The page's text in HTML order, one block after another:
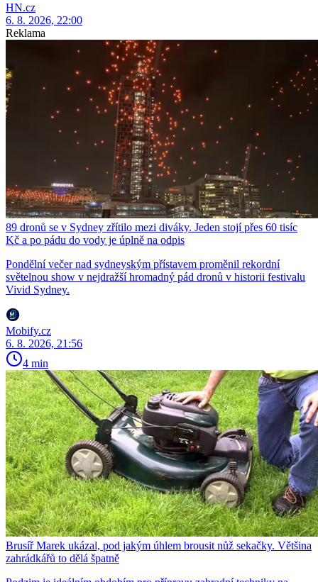
HN.cz
6. 8. 2026, 22:00
Reklama
89 dronů se v Sydney zřítilo mezi diváky. Jeden stojí přes 60 tisíc
Kč a po pádu do vody je úplně na odpis
Pondělní večer nad sydneyským přístavem proměnil rekordní
světelnou show v nejdražší hromadný pád dronů v historii festivalu
Vivid Sydney.
Mobify.cz
6. 8. 2026, 21:56
4 min
Brusíř Marek ukázal, pod jakým úhlem brousit nůž sekačky. Většina
zahrádkářů to dělá špatně